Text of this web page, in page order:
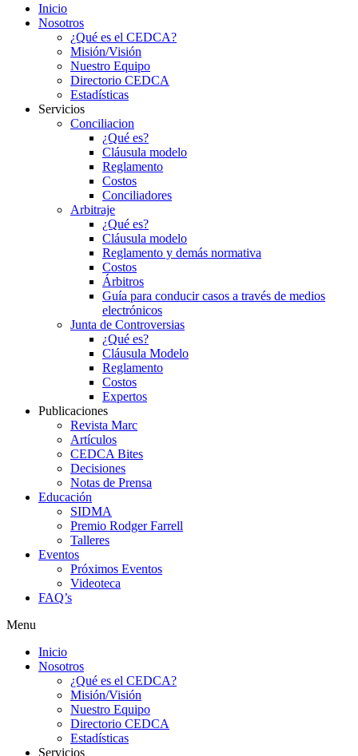
Inicio
Nosotros
¿Qué es el CEDCA?
Misión/Visión
Nuestro Equipo
Directorio CEDCA
Estadísticas
Servicios
Conciliacion
¿Qué es?
Cláusula modelo
Reglamento
Costos
Conciliadores
Arbitraje
¿Qué es?
Cláusula modelo
Reglamento y demás normativa
Costos
Árbitros
Guía para conducir casos a través de medios
electrónicos
Junta de Controversias
¿Qué es?
Cláusula Modelo
Reglamento
Costos
Expertos
Publicaciones
Revista Marc
Artículos
CEDCA Bites
Decisiones
Notas de Prensa
Educación
SIDMA
Premio Rodger Farrell
Talleres
Eventos
Próximos Eventos
Videoteca
FAQ’s
Menu
Inicio
Nosotros
¿Qué es el CEDCA?
Misión/Visión
Nuestro Equipo
Directorio CEDCA
Estadísticas
Servicios